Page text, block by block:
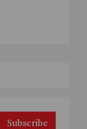
Subscribe